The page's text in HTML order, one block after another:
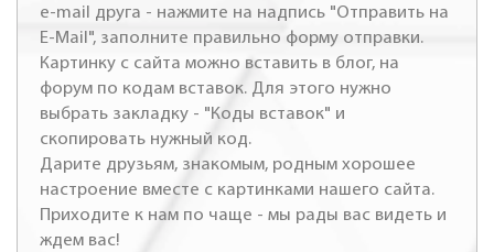
e-mail друга - нажмите на надпись "Отправить на
E-Mail", заполните правильно форму отправки.
Картинку с сайта можно вставить в блог, на
форум по кодам вставок. Для этого нужно
выбрать закладку - "Коды вставок" и
скопировать нужный код.
Дарите друзьям, знакомым, родным хорошее
настроение вместе с картинками нашего сайта.
Приходите к нам по чаще - мы рады вас видеть и
ждем вас!